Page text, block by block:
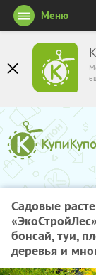
Меню
Садовые
бонсай, туи,
деревья и